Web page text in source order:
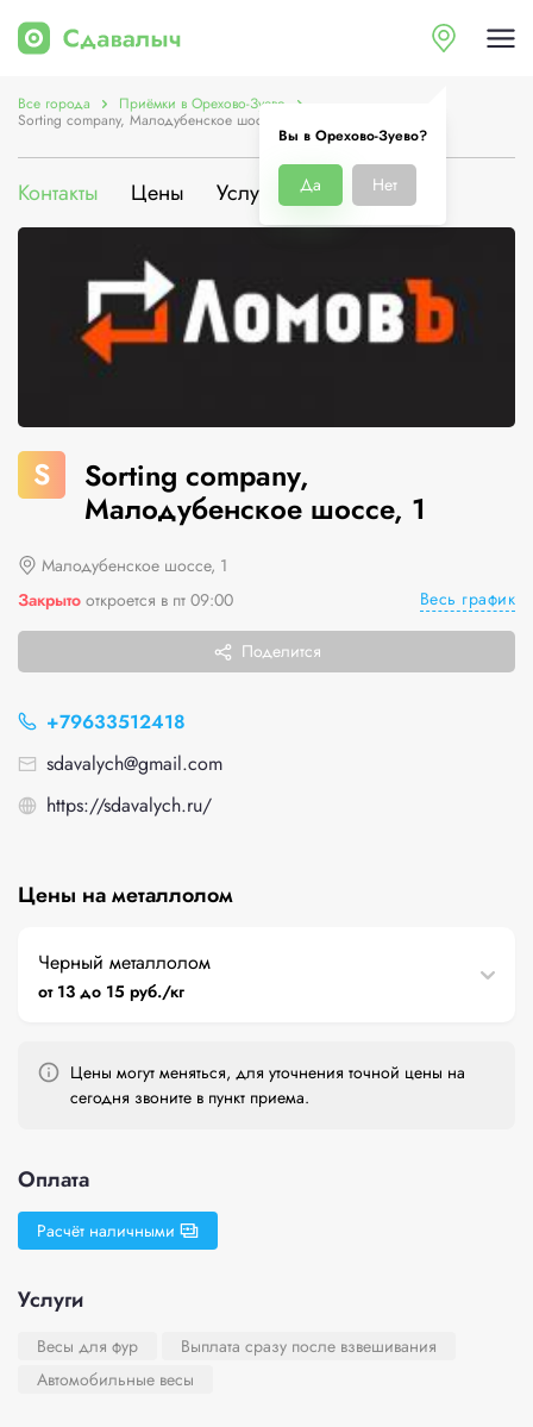
Вы в Орехово-Зуево?
Да Нет
Все города Приёмки в Орехово-Зуево
Sorting company, Малодубенское шоссе, 1
Контакты Цены Услуги О компании
S
Sorting company,
Малодубенское шоссе, 1
Малодубенское шоссе, 1
Закрыто откроется в пт 09:00 Весь график
Поделится
+79633512418
sdavalych@gmail.com
https://sdavalych.ru/
Цены на металлолом
Черный металлолом
от 13 до 15 руб./кг
Цены могут меняться, для уточнения точной цены на
сегодня звоните в пункт приема.
Оплата
Расчёт наличными
Услуги
Весы для фур
Выплата сразу после взвешивания
Автомобильные весы